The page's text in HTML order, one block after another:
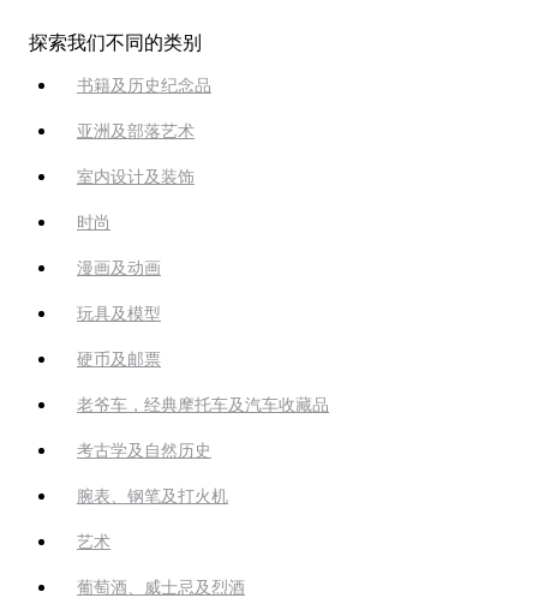
探索我们不同的类别
书籍及历史纪念品
亚洲及部落艺术
室内设计及装饰
时尚
漫画及动画
玩具及模型
硬币及邮票
老爷车，经典摩托车及汽车收藏品
考古学及自然历史
腕表、钢笔及打火机
艺术
葡萄酒、威士忌及烈酒